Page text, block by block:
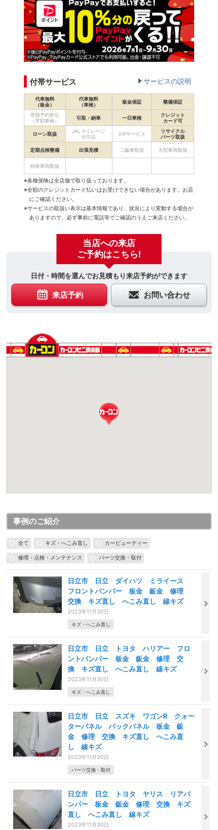
付帯サービス サービスの説明
代車無料
（板金）
代車無料
（車検）
板金保証 整備保証
早期予約割引
（早割車検）
引取・納車 一日車検
クレジット
カード可
ローン取扱
JALマイレージ
付与店
VIPサービス
リサイクル
パーツ取扱
定期点検整備 出張見積 二輪車取扱 大型車両取扱
特殊車両取扱
※各種保険は全店舗で取り扱っております。
※全額のクレジットカード払いはお受けできない場合があります。お店
にご確認ください。
※サービスの取扱い表示は基本情報であり、状況により変動する場合が
ありますので、必ず事前に電話等でご確認のうえご来店ください。
当店への来店
ご予約はこちら!
日付・時間を選んでお見積もり来店予約ができます
来店予約 お問い合わせ
事例のご紹介
全て キズ・へこみ直し カービューティー
修理・点検・メンテナンス パーツ交換・取付
日立市 日立 ダイハツ ミライース
フロントバンパー 板金 鈑金 修理
交換 キズ直し へこみ直し 線キズ
2023年11月30日
キズ・へこみ直し
日立市 日立 トヨタ ハリアー フロ
ントバンパー 板金 鈑金 修理 交
換 キズ直し へこみ直し 線キズ
2023年11月30日
キズ・へこみ直し
日立市 日立 スズキ ワゴンR クォー
ターパネル バックパネル 板金 鈑
金 修理 交換 キズ直し へこみ直
し 線キズ
2023年11月30日
パーツ交換・取付
日立市 日立 トヨタ ヤリス リアバ
ンパー 板金 鈑金 修理 交換 キズ
直し へこみ直し 線キズ
2023年11月30日